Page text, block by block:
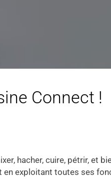
Connect !
hacher, cuire, pétrir, et
en exploitant toutes ses